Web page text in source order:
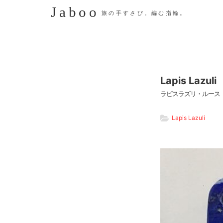
Jaboo 旅の手すさび。編む指輪。
Lapis Lazuli
ラピスラズリ・ルース
Lapis Lazuli